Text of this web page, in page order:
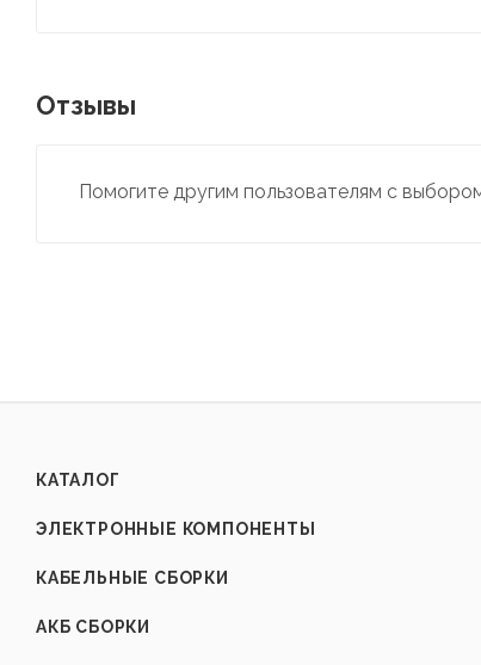
Отзывы
Помогите другим пользователям с
КАТАЛОГ
ЭЛЕКТРОННЫЕ КОМПОНЕНТЫ
КАБЕЛЬНЫЕ СБОРКИ
АКБ СБОРКИ